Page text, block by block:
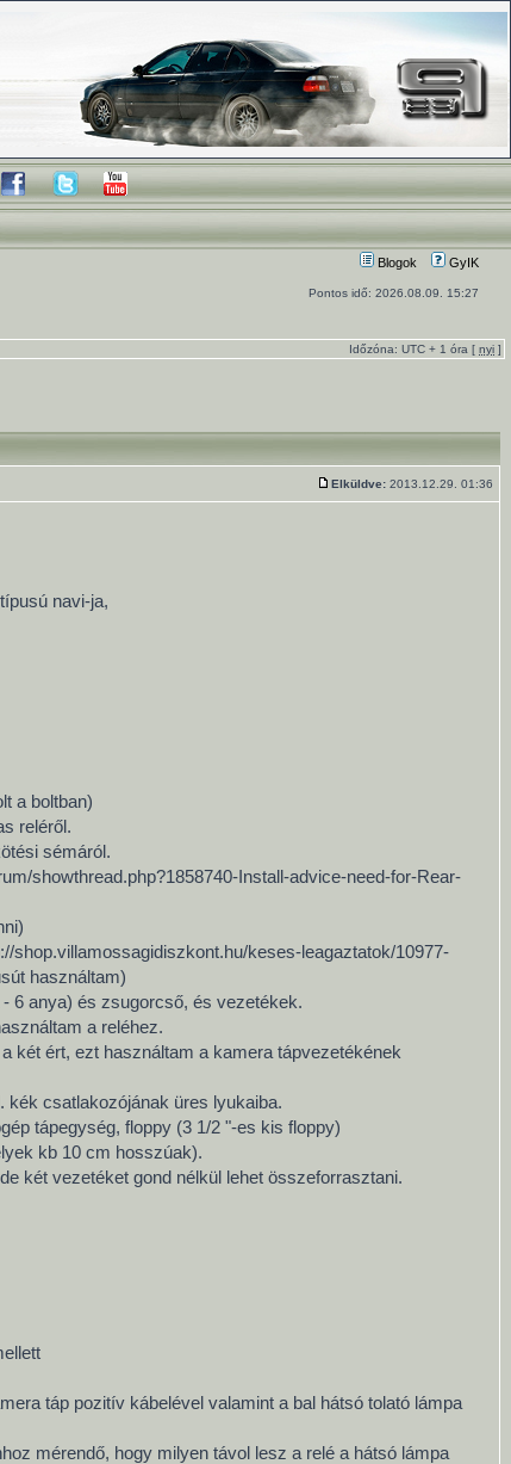
Blogok GyIK
Pontos idő: 2026.08.09. 15:27
Időzóna: UTC + 1 óra [ nyi ]
Elküldve: 2013.12.29. 01:36
navi-ja,
a boltban)
reléről.
sémáról.
showthread.php?1858740-Install-advice-need-for-Rear-
shop.villamossagidiszkont.hu/keses-leagaztatok/10977-
használtam)
6 anya) és zsugorcső, és vezetékek.
a reléhez.
két ért, ezt használtam a kamera tápvezetékének
kék csatlakozójának üres lyukaiba.
tápegység, floppy (3 1/2 "-es kis floppy)
kb 10 cm hosszúak).
két vezetéket gond nélkül lehet összeforrasztani.
táp pozitív kábelével valamint a bal hátsó tolató lámpa
mérendő, hogy milyen távol lesz a relé a hátsó lámpa